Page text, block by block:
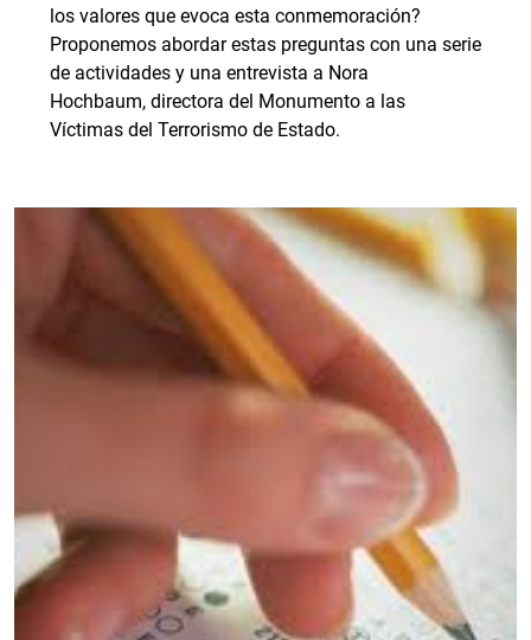
los valores que evoca esta conmemoración?
Proponemos abordar estas preguntas con una serie
de actividades y una entrevista a Nora
Hochbaum, directora del Monumento a las
Víctimas del Terrorismo de Estado.